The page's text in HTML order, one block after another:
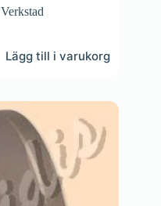
Verkstad
Lägg till i varukorg